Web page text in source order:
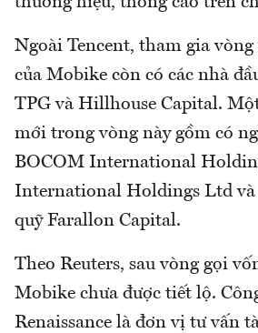
Ngoài Tencent, tham gia
của Mobike còn có các nhà
TPG và Hillhouse Capital.
mới trong vòng này gồm có
BOCOM International
International Holdings Ltd và
quỹ Farallon Capital.
Theo Reuters, sau vòng gọi
Mobike chưa được tiết lộ.
Renaissance là đơn vị tư vấn